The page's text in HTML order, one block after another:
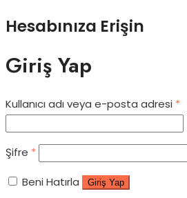
Hesabınıza Erişin
Giriş Yap
Kullanıcı adı veya e-posta adresi *
Şifre *
Beni Hatırla Giriş Yap